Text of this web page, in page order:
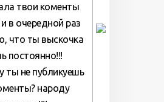
твои коменты
и в очередной раз
что ты выскочка
постоянно!!!
ты не публикуешь
народу